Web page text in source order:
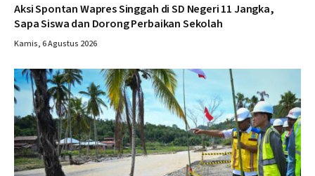
Aksi Spontan Wapres Singgah di SD Negeri 11 Jangka,
Sapa Siswa dan Dorong Perbaikan Sekolah
Kamis, 6 Agustus 2026